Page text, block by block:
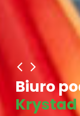
Biuro
Krystad